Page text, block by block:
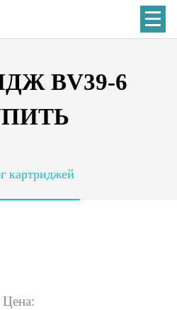
BV39-6
картриджей
Цена: